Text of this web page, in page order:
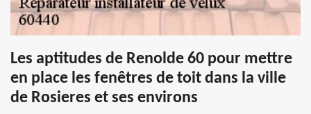
Les aptitudes de Renolde 60 pour mettre
en place les fenêtres de toit dans la ville
de Rosieres et ses environs